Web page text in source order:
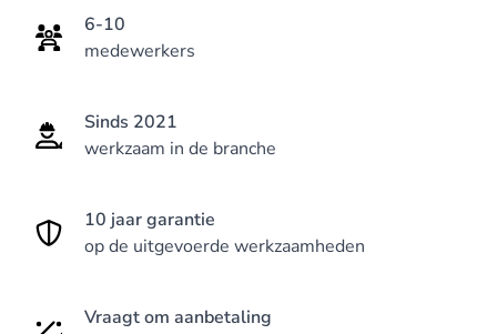
6-10
medewerkers
Sinds 2021
werkzaam in de branche
10 jaar garantie
op de uitgevoerde werkzaamheden
Vraagt om aanbetaling